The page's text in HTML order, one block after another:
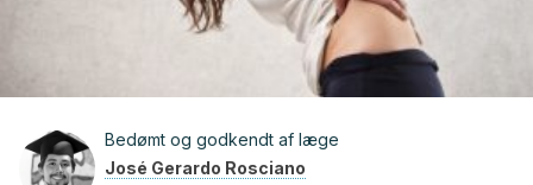
Bedømt og godkendt af læge
José Gerardo Rosciano